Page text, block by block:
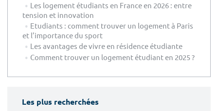
Les logement étudiants en France en 2026 : entre
tension et innovation
Etudiants : comment trouver un logement à Paris
et l’importance du sport
Les avantages de vivre en résidence étudiante
Comment trouver un logement étudiant en 2025 ?
Les plus recherchées